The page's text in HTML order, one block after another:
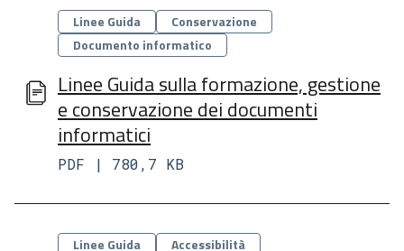
Linee Guida sulla formazione, gestione
e conservazione dei documenti
informatici
Categorie
Linee Guida
Conservazione
Documento informatico
PDF | 780,7 KB
Categorie
Linee Guida Accessibilità